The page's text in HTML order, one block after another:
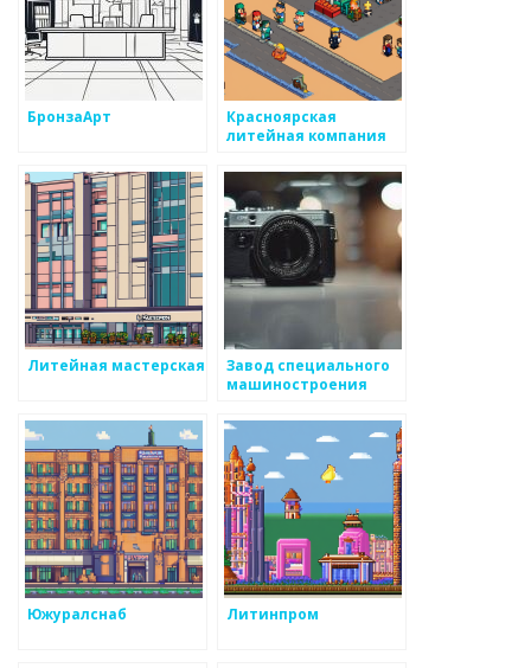
БронзаАрт
Красноярская
литейная компания
Литейная мастерская
Завод специального
машиностроения
Южуралснаб Литинпром